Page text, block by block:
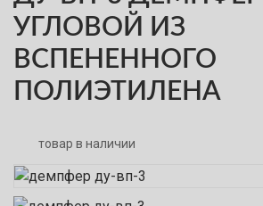
УГЛОВОЙ ИЗ
ВСПЕНЕННОГО
ПОЛИЭТИЛЕНА
товар в наличии